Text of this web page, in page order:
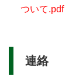
ついて.pdf
連絡